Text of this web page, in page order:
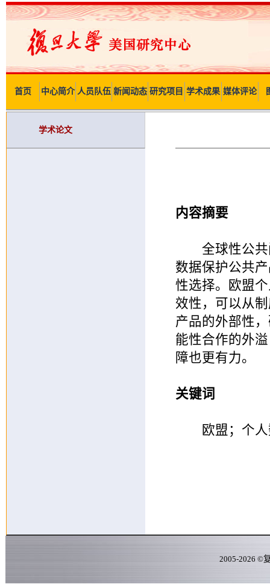
首页 中心简介 人员队伍 新闻动态 研究项目 学术成果 媒体评论
学术论文
内容摘要
全球性公共
数据保护公共
性选择。欧盟
效性，可以从
产品的外部性
能性合作的外
障也更有力。
关键词
欧盟；个人
2005-2026 ©